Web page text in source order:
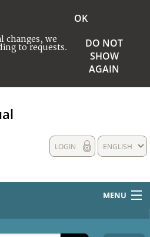
changes, we
to requests.
OK
DO NOT
SHOW
AGAIN
ENGLISH
LOGIN
MENU